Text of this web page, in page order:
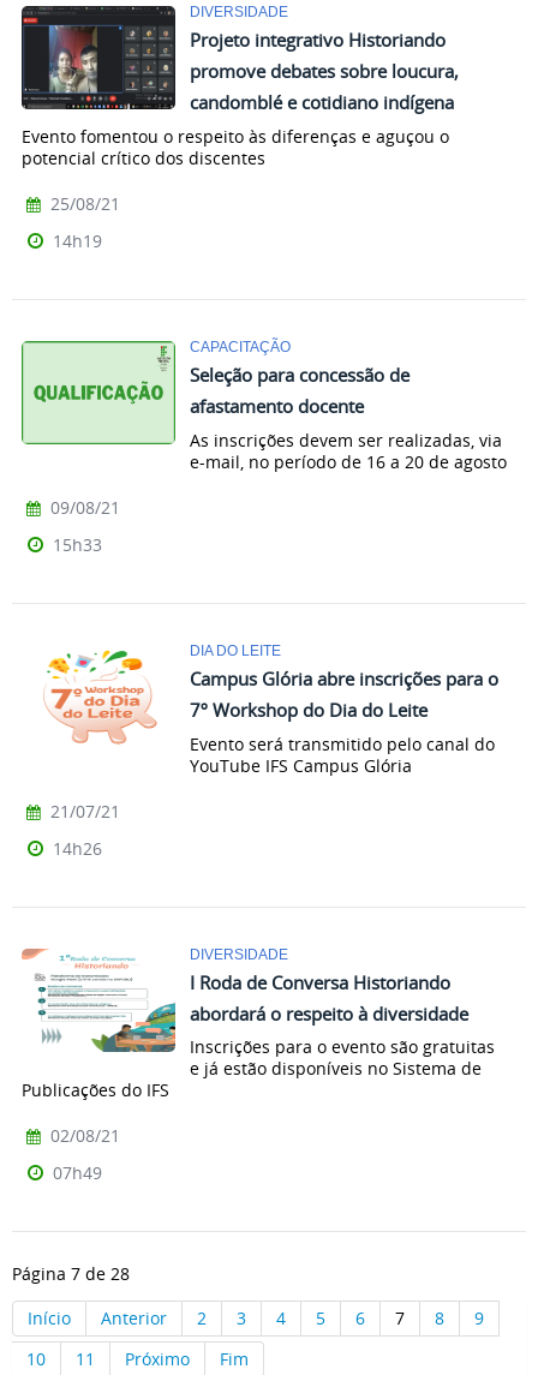
DIVERSIDADE
Projeto integrativo Historiando
promove debates sobre loucura,
candomblé e cotidiano indígena
Evento fomentou o respeito às diferenças e aguçou o
potencial crítico dos discentes
25/08/21
14h19
CAPACITAÇÃO
Seleção para concessão de
afastamento docente
As inscrições devem ser realizadas, via
e-mail, no período de 16 a 20 de agosto
09/08/21
15h33
DIA DO LEITE
Campus Glória abre inscrições para o
7º Workshop do Dia do Leite
Evento será transmitido pelo canal do
YouTube IFS Campus Glória
21/07/21
14h26
DIVERSIDADE
I Roda de Conversa Historiando
abordará o respeito à diversidade
Inscrições para o evento são gratuitas
e já estão disponíveis no Sistema de
Publicações do IFS
02/08/21
07h49
Página 7 de 28
Início
Anterior 2 3 4 5 6 7 8
9
10
11 Próximo Fim